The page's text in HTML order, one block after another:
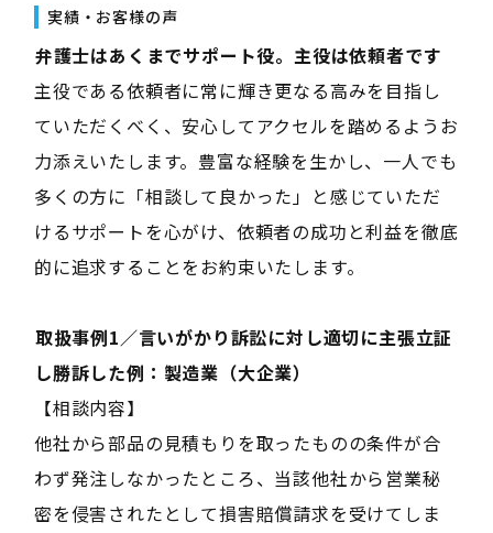
実績・お客様の声
――弁護士はあくまでサポート役。主役は依頼者です――
主役である依頼者に常に輝き更なる高みを目指し
ていただくべく、安心してアクセルを踏めるようお
力添えいたします。豊富な経験を生かし、一人でも
多くの方に「相談して良かった」と感じていただ
けるサポートを心がけ、依頼者の成功と利益を徹底
的に追求することをお約束いたします。
――取扱事例1／言いがかり訴訟に対し適切に主張立証
し勝訴した例：製造業（大企業）――
【相談内容】
他社から部品の見積もりを取ったものの条件が合
わず発注しなかったところ、当該他社から営業秘
密を侵害されたとして損害賠償請求を受けてしま